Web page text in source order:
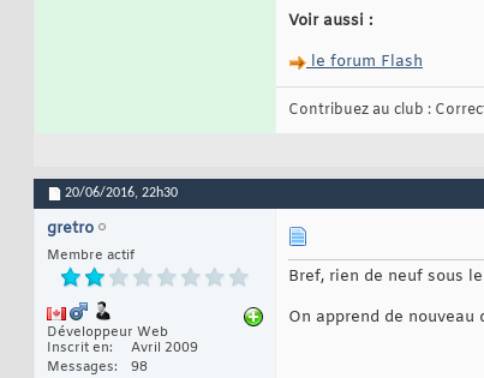
Voir aussi :
le forum Flash
Contribuez au club :
20/06/2016, 22h30
gretro
Membre actif
Développeur Web
Inscrit en
Avril 2009
Messages
98
Bref, rien de neuf sous
On apprend de